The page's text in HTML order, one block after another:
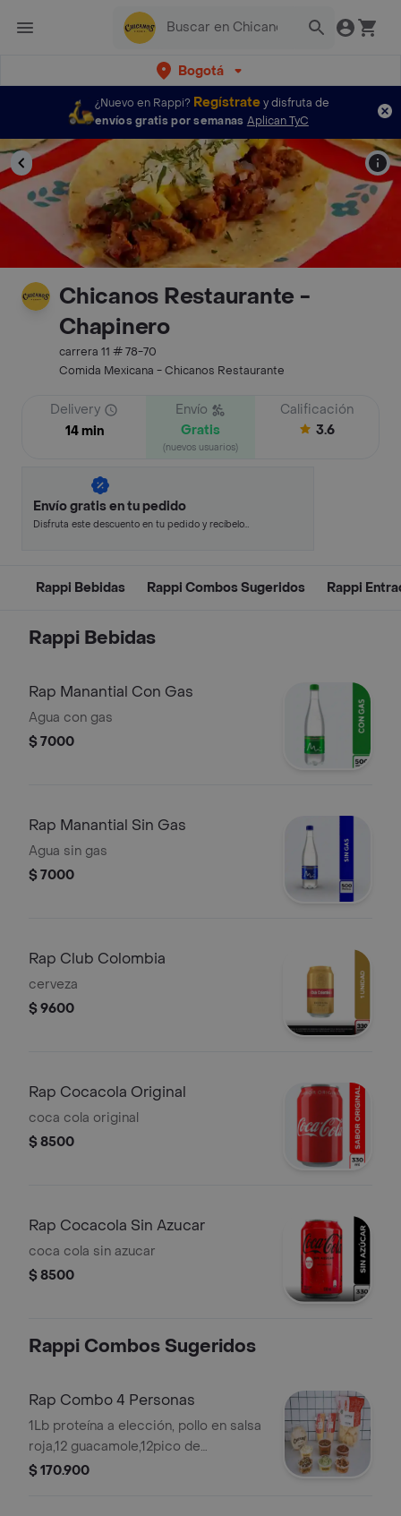
Bogotá
¿Nuevo en Rappi? Regístratey disfruta de
envíos gratis por semanas Aplican TyC
Chicanos Restaurante -
Chapinero
carrera 11 # 78-70
Comida Mexicana - Chicanos Restaurante
Delivery
14 min
Envío
Gratis
(nuevos usuarios)
Calificación
3.6
Envío gratis en tu pedido
Disfruta este descuento en tu pedido y recíbelo
Rappi Bebidas Rappi Combos Sugeridos Rappi
Rappi Bebidas
Rap Manantial Con Gas
Agua con gas
$ 7000
Rap Manantial Sin Gas
Agua sin gas
$ 7000
Rap Club Colombia
cerveza
$ 9600
Rap Cocacola Original
coca cola original
$ 8500
Rap Cocacola Sin Azucar
coca cola sin azucar
$ 8500
Rappi Combos Sugeridos
Rap Combo 4 Personas
1Lb proteína a elección, pollo en salsa
roja,12 guacamole,12pico de
gallo,1queso(135)gr,12frijol,1paq tortilla
$ 170.900